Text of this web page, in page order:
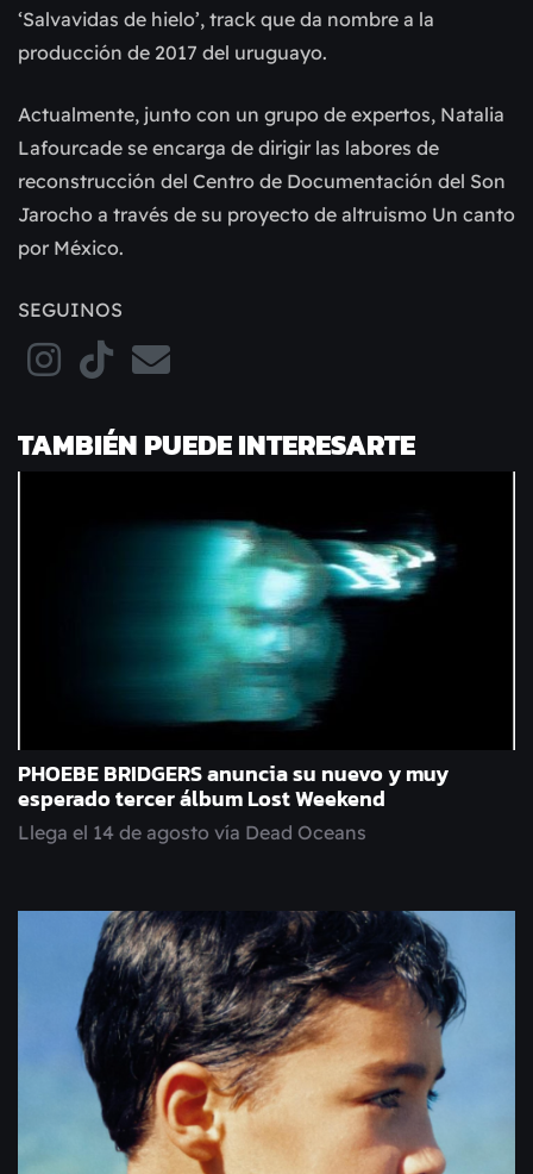
‘Salvavidas de hielo’, track que da nombre a la
producción de 2017 del uruguayo.
Actualmente, junto con un grupo de expertos, Natalia
Lafourcade se encarga de dirigir las labores de
reconstrucción del Centro de Documentación del Son
Jarocho a través de su proyecto de altruismo Un canto
por México.
SEGUINOS
TAMBIÉN PUEDE INTERESARTE
PHOEBE BRIDGERS anuncia su nuevo y muy
esperado tercer álbum Lost Weekend
Llega el 14 de agosto vía Dead Oceans